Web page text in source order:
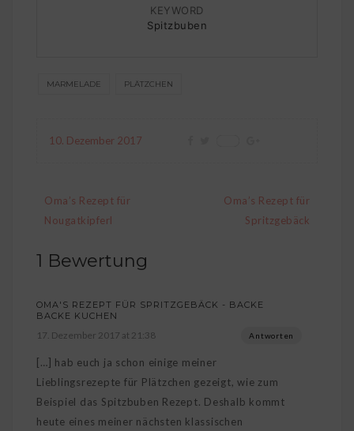
KEYWORD
Spitzbuben
MARMELADE PLÄTZCHEN
10. Dezember 2017
Beitragsnavigation
Oma’s Rezept für
Nougatkipferl
Oma’s Rezept für
Spritzgebäck
1 Bewertung
OMA'S REZEPT FÜR SPRITZGEBÄCK - BACKE
BACKE KUCHEN
17. Dezember 2017 at 21:38 Antworten
[…] hab euch ja schon einige meiner
Lieblingsrezepte für Plätzchen gezeigt, wie zum
Beispiel das Spitzbuben Rezept. Deshalb kommt
heute eines meiner nächsten klassischen